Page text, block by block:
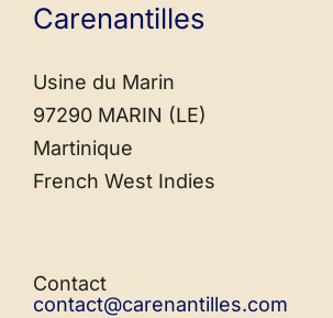
Carenantilles
Usine du Marin
97290 MARIN (LE)
Martinique
French West Indies
Contact
contact@carenantilles.com